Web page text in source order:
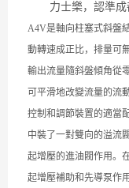
力士樂，認準
A4V是軸向柱塞式斜盤
動轉速成正比，排量可
輸出流量隨斜盤傾角從
可平滑地改變流量的流
控制和調節裝置的適當
中裝了一對雙向的溢流
起增壓的進油閥作用。
起增壓補助和先導泵作用